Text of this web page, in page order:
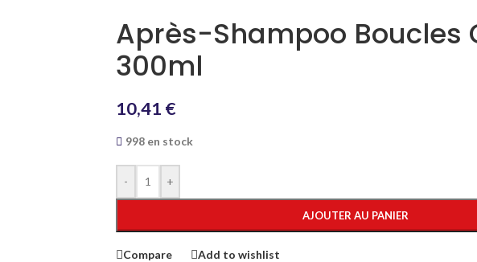
Après-Shampoo Boucles
300ml
10,41 €
998 en stock
- +
AJOUTER AU PANIER
Compare Add to wishlist